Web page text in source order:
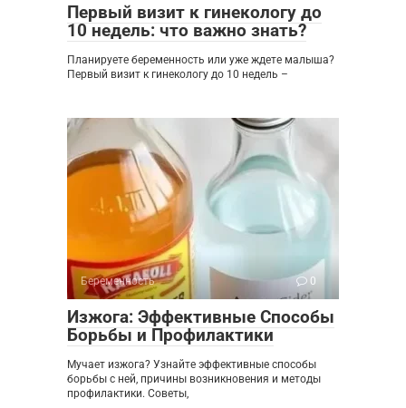
Первый визит к гинекологу до
10 недель: что важно знать?
Планируете беременность или уже ждете малыша?
Первый визит к гинекологу до 10 недель –
Беременность 0
Изжога: Эффективные Способы
Борьбы и Профилактики
Мучает изжога? Узнайте эффективные способы
борьбы с ней, причины возникновения и методы
профилактики. Советы,